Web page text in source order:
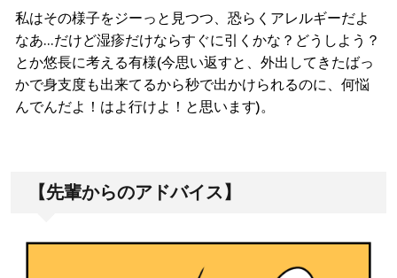
私はその様子をジーっと見つつ、恐らくアレルギーだよ
なあ…だけど湿疹だけならすぐに引くかな？どうしよう？
とか悠長に考える有様(今思い返すと、外出してきたばっ
かで身支度も出来てるから秒で出かけられるのに、何悩
んでんだよ！はよ行けよ！と思います)。
【先輩からのアドバイス】